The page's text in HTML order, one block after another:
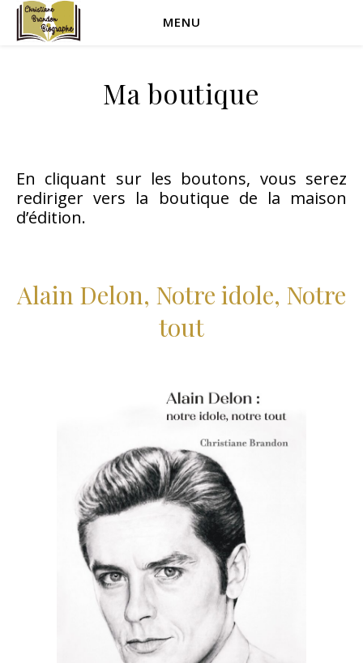
MENU
Ma boutique
En cliquant sur les boutons, vous serez
rediriger vers la boutique de la maison
d’édition.
Alain Delon, Notre idole, Notre
tout